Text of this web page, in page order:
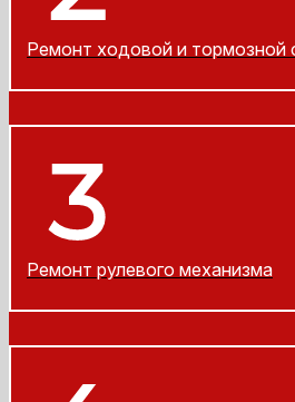
Ремонт ходовой и тормозной
Ремонт рулевого механизма